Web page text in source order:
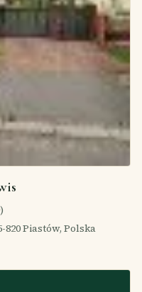
)
820 Piastów, Polska